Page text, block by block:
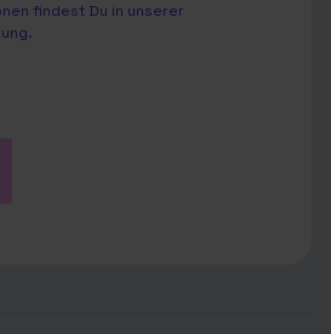
findest Du in unserer
.